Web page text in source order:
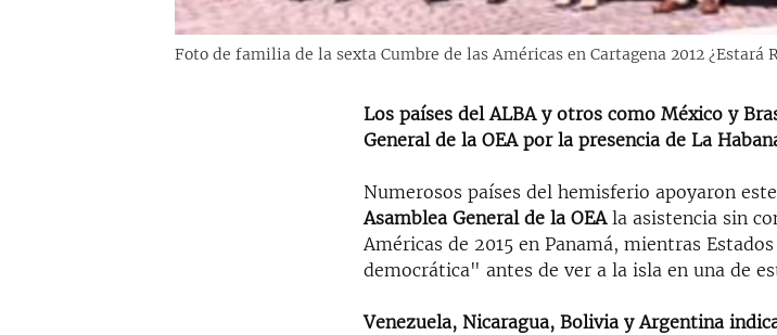
Foto de familia de la sexta Cumbre de las Américas en Cartagena 2012 ¿Estará
Los países del ALBA y otros como México y
General de la OEA por la presencia de La
Numerosos países del hemisferio apoyaron
Asamblea General de la OEAla asistencia sin
Américas de 2015 en Panamá, mientras
democrática" antes de ver a la isla en una de
Venezuela, Nicaragua, Bolivia y Argentina